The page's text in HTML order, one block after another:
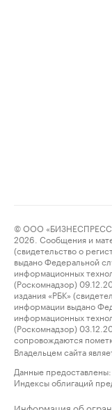
© ООО
2026. Сообщения и
(свидетельство о
выдано Федеральной
информационных
(Роскомнадзор)
издания «РБК»
информации выдано
информационных
(Роскомнадзор)
сопровождаются
Владельцем сайта
Данные предоставлены:
Индексы облигаций